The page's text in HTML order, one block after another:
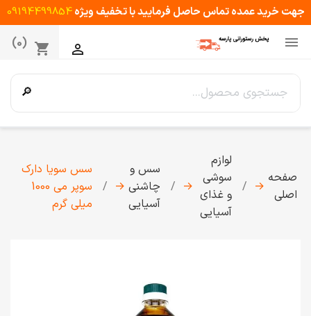
جهت خرید عمده تماس حاصل فرمایید با تخفیف ویژه09194499854

shopping_cart
(0) 
🔎
صفحه
اصلی
→
لوازم
سوشی
و غذای
آسیایی
→
سس و
چاشنی
آسیایی
→
سس سویا دارک
سوپر می 1000
میلی گرم